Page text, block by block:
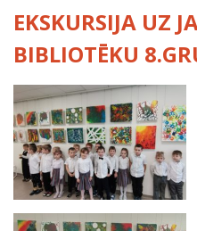
EKSKURSIJA UZ
BIBLIOTĒKU